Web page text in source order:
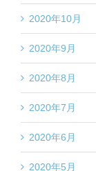
2020年10月
2020年9月
2020年8月
2020年7月
2020年6月
2020年5月